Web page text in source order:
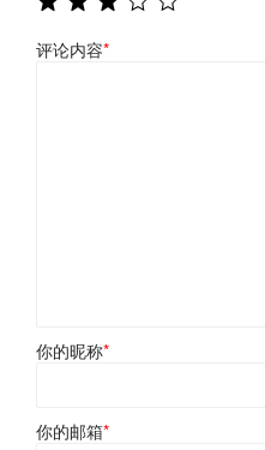
评论内容*
你的昵称*
你的邮箱*